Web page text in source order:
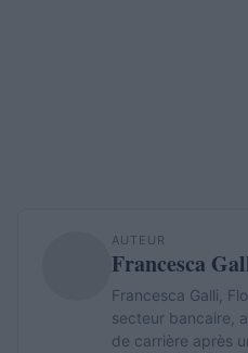
AUTEUR
Francesca
Francesca Galli,
secteur bancaire,
de carrière après